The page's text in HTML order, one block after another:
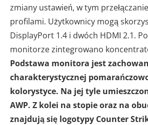
zmiany ustawień, w tym
profilami. Użytkownicy mogą
DisplayPort 1.4 i dwóch HDMI 2.1.
monitorze zintegrowano
Podstawa monitora jest
charakterystycznej
kolorystyce. Na jej tyle
AWP. Z kolei na stopie oraz na
znajdują się logotypy Counter